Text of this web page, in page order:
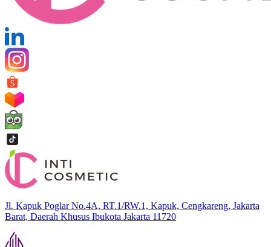
Jl. Kapuk Poglar No.4A, RT.1/RW.1, Kapuk, Cengkareng, Jakarta
Barat, Daerah Khusus Ibukota Jakarta 11720